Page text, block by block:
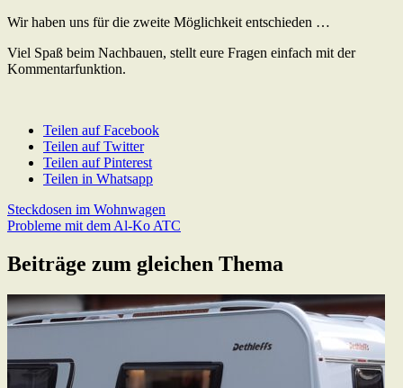
Wir haben uns für die zweite Möglichkeit entschieden …
Viel Spaß beim Nachbauen, stellt eure Fragen einfach mit der
Kommentarfunktion.
Teilen auf Facebook
Teilen auf Twitter
Teilen auf Pinterest
Teilen in Whatsapp
Beitragsnavigation
Previous
Post:
Steckdosen im Wohnwagen
Next
Probleme mit dem Al-Ko ATC
Beiträge zum gleichen Thema